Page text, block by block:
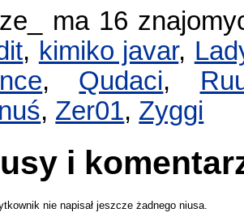
ma 16
, kimiko javar,
, Qudaci,
, Zer01, Zyggi
i
nie napisał jeszcze żadnego niusa.